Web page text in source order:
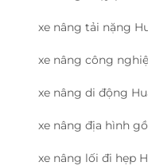
xe nâng tải nặng
xe nâng công
xe nâng di động
xe nâng địa hình
xe nâng lối đi hẹp